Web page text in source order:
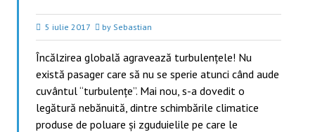
5 iulie 2017 by Sebastian
Încălzirea globală agravează turbulențele! Nu
există pasager care să nu se sperie atunci când aude
cuvântul “turbulențe”. Mai nou, s-a dovedit o
legătură nebănuită, dintre schimbările climatice
produse de poluare și zguduielile pe care le